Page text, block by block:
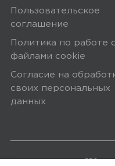
Пользовательское
соглашение
Политика по работе с
файлами сookie
Согласие на
своих персональных
данных